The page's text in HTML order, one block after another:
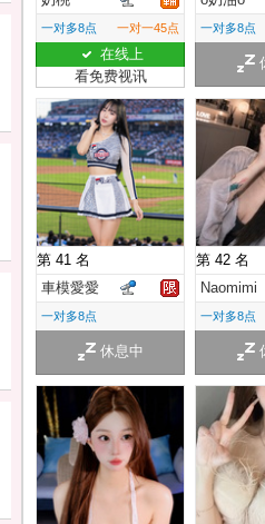
一对多8点 一对一45点
在线上
看免费视讯
一对多8点
第 41 名
車模愛愛
一对多8点
休息中
第 42 名
Naomimi
一对多8点